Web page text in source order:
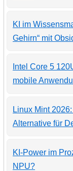
KI im
Gehirn“ mit
Intel Core 5
mobile
Linux Mint
Alternative für
KI-Power im
NPU?